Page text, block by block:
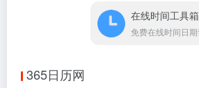
在线时间工具箱
365日历网